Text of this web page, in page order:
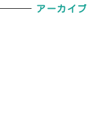
アーカイブ